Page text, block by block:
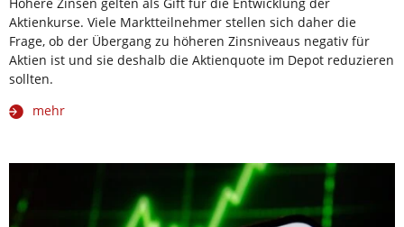
Aktienkurse. Viele Marktteilnehmer stellen sich daher die
Frage, ob der Übergang zu höheren Zinsniveaus negativ für
Aktien ist und sie deshalb die Aktienquote im Depot reduzieren
sollten.
mehr